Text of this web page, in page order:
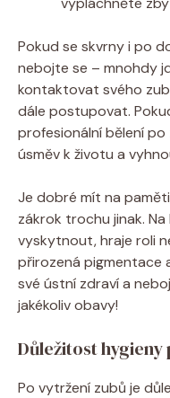
Pokud se skvrny i po
nebojte se – mnohdy
kontaktovat svého
dále postupovat.
profesionální bělení
úsměv k životu a
Je dobré mít na
zákrok trochu jinak.
vyskytnout, hraje roli
přirozená pigmentace
své ústní zdraví a
jakékoliv obavy!
Důležitost
Po vytržení zubů je